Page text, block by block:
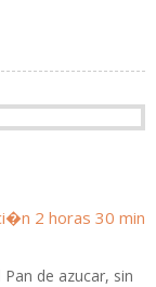
2 horas 30 min
de azucar, sin